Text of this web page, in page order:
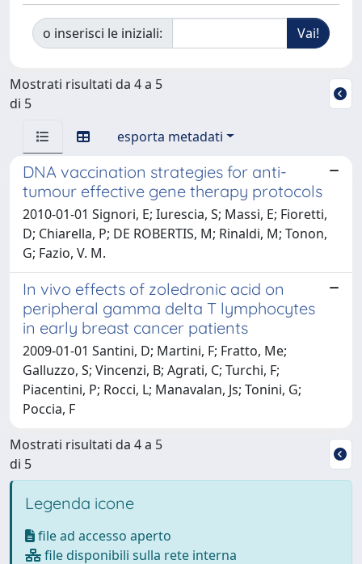
o inserisci le iniziali:
Mostrati risultati da 4 a 5
di 5
esporta metadati
DNA vaccination strategies for anti-
tumour effective gene therapy protocols
2010-01-01 Signori, E; Iurescia, S; Massi, E; Fioretti,
D; Chiarella, P; DE ROBERTIS, M; Rinaldi, M; Tonon,
G; Fazio, V. M.
In vivo effects of zoledronic acid on
peripheral gamma delta T lymphocytes
in early breast cancer patients
2009-01-01 Santini, D; Martini, F; Fratto, Me;
Galluzzo, S; Vincenzi, B; Agrati, C; Turchi, F;
Piacentini, P; Rocci, L; Manavalan, Js; Tonini, G;
Poccia, F
Mostrati risultati da 4 a 5
di 5
Legenda icone
file ad accesso aperto
file disponibili sulla rete interna